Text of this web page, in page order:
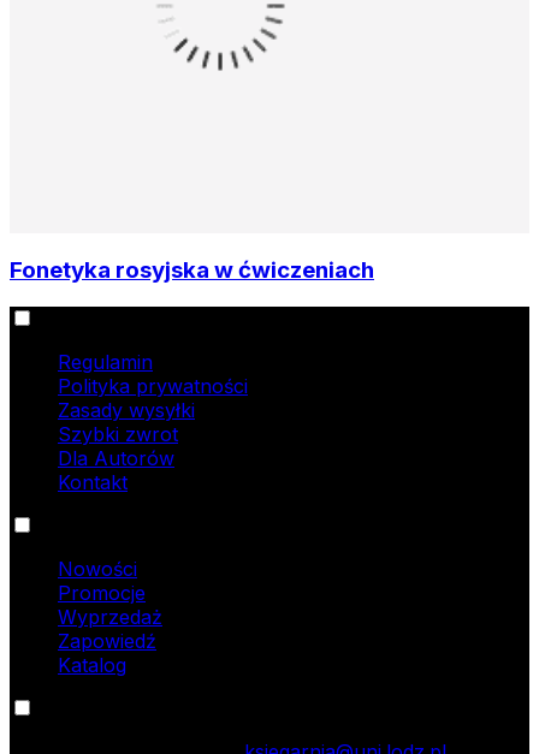
Fonetyka rosyjska w ćwiczeniach
Regulamin
Polityka prywatności
Zasady wysyłki
Szybki zwrot
Dla Autorów
Kontakt
Nowości
Promocje
Wyprzedaż
Zapowiedź
Katalog